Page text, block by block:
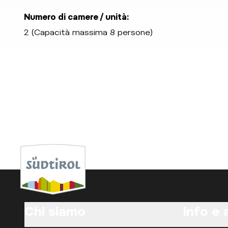
Numero di camere / unità:
2 (Capacità massima 8 persone)